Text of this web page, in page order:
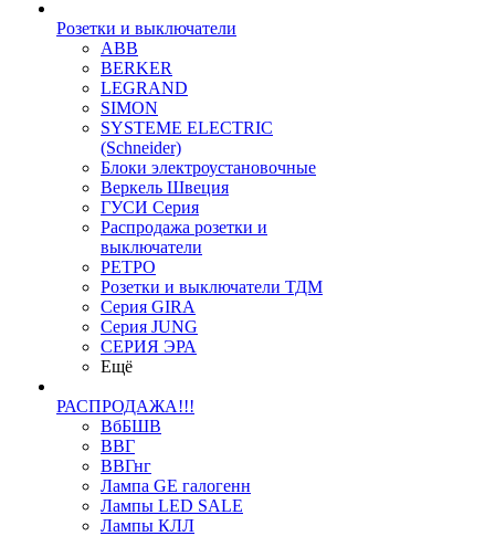
Розетки и выключатели
ABB
BERKER
LEGRAND
SIMON
SYSTEME ELECTRIC
(Schneider)
Блоки электроустановочные
Веркель Швеция
ГУСИ Серия
Распродажа розетки и
выключатели
РЕТРО
Розетки и выключатели ТДМ
Серия GIRA
Серия JUNG
СЕРИЯ ЭРА
Ещё
РАСПРОДАЖА!!!
ВбБШВ
ВВГ
ВВГнг
Лампа GE галогенн
Лампы LED SALE
Лампы КЛЛ